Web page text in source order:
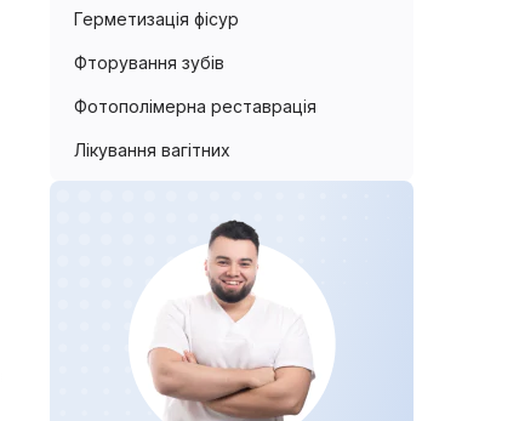
Герметизація фісур
Фторування зубів
Фотополімерна реставрація
Лікування вагітних